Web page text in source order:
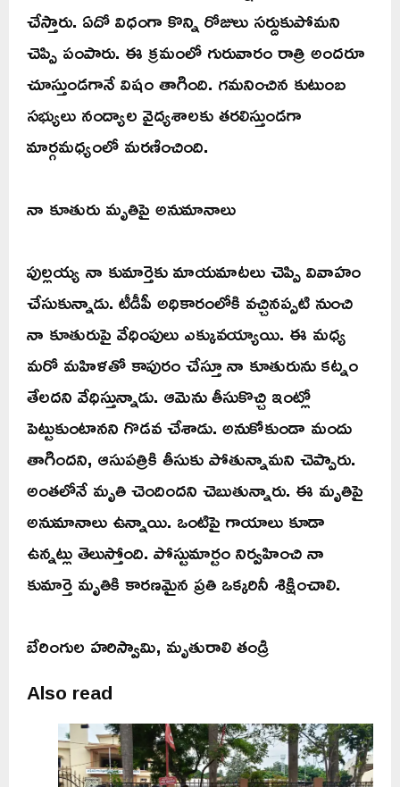
చేస్తారు. ఏదో విధంగా కొన్ని రోజులు సర్దుకుపోమని
చెప్పి పంపారు. ఈ క్రమంలో గురువారం రాత్రి అందరూ
చూస్తుండగానే విషం తాగింది. గమనించిన కుటుంబ
సభ్యులు నంద్యాల వైద్యశాలకు తరలిస్తుండగా
మార్గమధ్యంలో మరణించింది.
నా కూతురు మృతిపై అనుమానాలు
పుల్లయ్య నా కుమార్తెకు మాయమాటలు చెప్పి వివాహం
చేసుకున్నాడు. టీడీపీ అధికారంలోకి వచ్చినప్పటి నుంచి
నా కూతురుపై వేధింపులు ఎక్కువయ్యాయి. ఈ మధ్య
మరో మహిళతో కాపురం చేస్తూ నా కూతురును కట్నం
తేలదని వేధిస్తున్నాడు. ఆమెను తీసుకొచ్చి ఇంట్లో
పెట్టుకుంటానని గొడవ చేశాడు. అనుకోకుండా మందు
తాగిందని, ఆసుపత్రికి తీసుకు పోతున్నామని చెప్పారు.
అంతలోనే మృతి చెందిందని చెబుతున్నారు. ఈ మృతిపై
అనుమానాలు ఉన్నాయి. ఒంటిపై గాయాలు కూడా
ఉన్నట్లు తెలుస్తోంది. పోస్టుమార్టం నిర్వహించి నా
కుమార్తె మృతికి కారణమైన ప్రతి ఒక్కరినీ శిక్షించాలి.
బేరింగుల హరిస్వామి, మృతురాలి తండ్రి
Also read